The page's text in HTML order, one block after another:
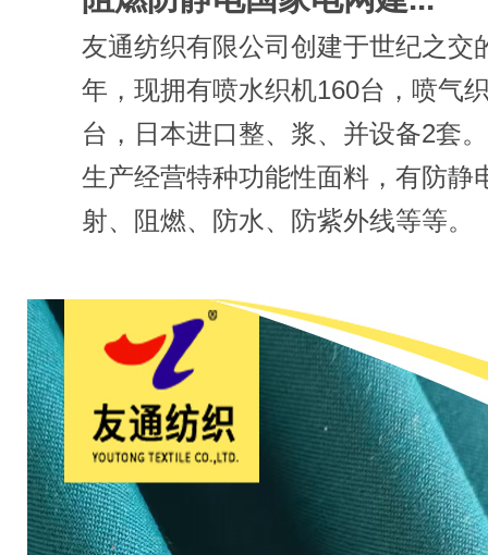
友通纺织有限公司创建于世纪之交
年，现拥有喷水织机160台，喷气
台，日本进口整、浆、并设备2套
生产经营特种功能性面料，有防静
射、阻燃、防水、防紫外线等等。